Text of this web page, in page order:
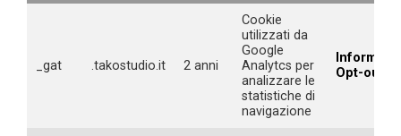
_gat .takostudio.it 2 anni
Cookie
utilizzati da
Google
Analytcs per
analizzare le
statistiche di
navigazione
Opt-out